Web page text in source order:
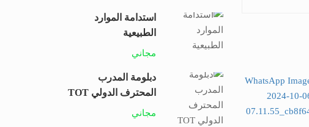
استدامة الموارد
الطبيعية
مجاني
دبلومة المدرب
المحترف الدولي TOT
مجاني